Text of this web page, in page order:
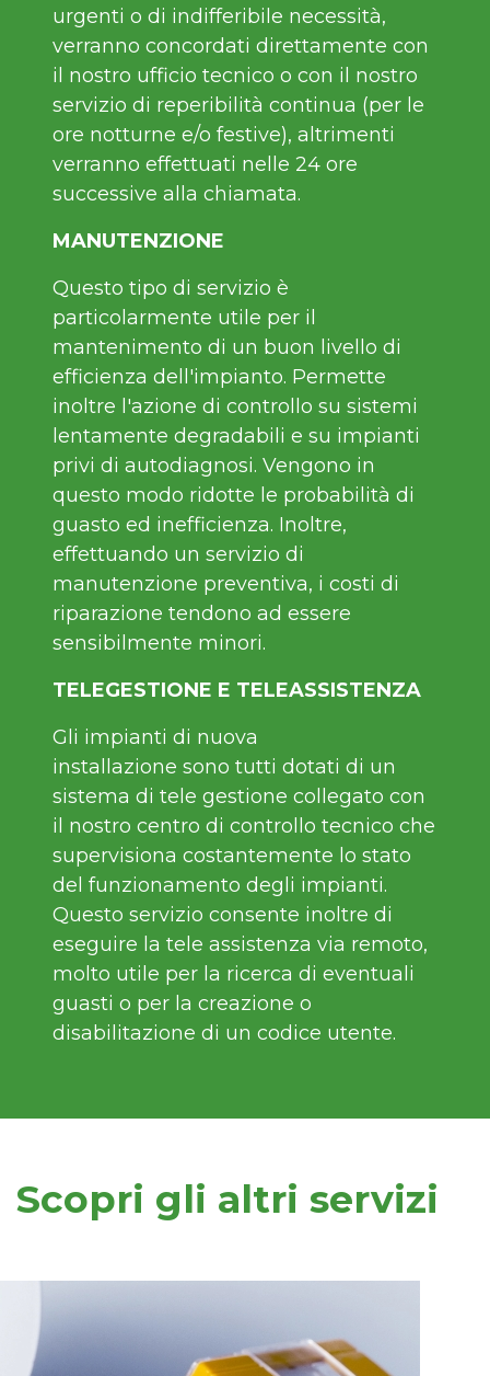
urgenti o di indifferibile necessità,
verranno concordati direttamente con
il nostro ufficio tecnico o con il nostro
servizio di reperibilità continua (per le
ore notturne e/o festive), altrimenti
verranno effettuati nelle 24 ore
successive alla chiamata.
MANUTENZIONE
Questo tipo di servizio è
particolarmente utile per il
mantenimento di un buon livello di
efficienza dell'impianto. Permette
inoltre l'azione di controllo su sistemi
lentamente degradabili e su impianti
privi di autodiagnosi. Vengono in
questo modo ridotte le probabilità di
guasto ed inefficienza. Inoltre,
effettuando un servizio di
manutenzione preventiva, i costi di
riparazione tendono ad essere
sensibilmente minori.
TELEGESTIONE E TELEASSISTENZA
Gli impianti di nuova
installazione sono tutti dotati di un
sistema di tele gestione collegato con
il nostro centro di controllo tecnico che
supervisiona costantemente lo stato
del funzionamento degli impianti.
Questo servizio consente inoltre di
eseguire la tele assistenza via remoto,
molto utile per la ricerca di eventuali
guasti o per la creazione o
disabilitazione di un codice utente.
Scopri gli altri servizi